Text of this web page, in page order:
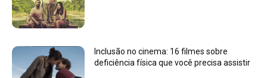
Inclusão no cinema: 16 filmes sobre
deficiência física que você precisa assistir